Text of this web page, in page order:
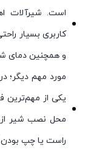
است. شیرآلات
کاربری بسیار
و همچنین دمای
مورد مهم دیگر؛
یکی از مهم‌ترین
محل نصب شیر از
راست یا چپ